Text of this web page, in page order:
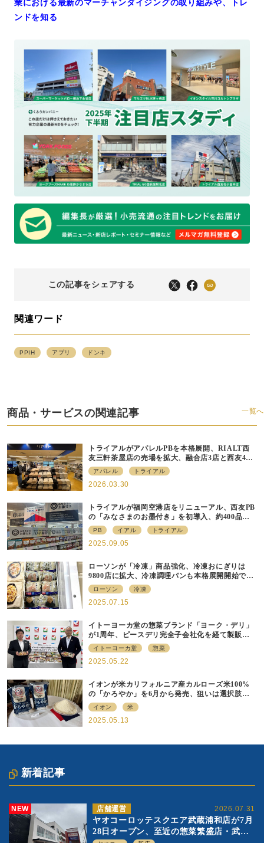
業における最新のマーチャンダイジングの取り組みや、トレ
ンドを知る
この記事をシェアする
関連ワード
PPIH アプリ ドンキ
新着記事
NEW 2026.07.31
店舗運営
ヤオコーロッテスクエア武蔵浦和店が7月
28日オープン、至近の惣菜繁盛店・武蔵
商品・サービスの関連記事 一覧へ
トライアルがアパレルPBを本格展開、RIALT西
友三軒茶屋店の売場を拡大、融合店3店と西友40
店にも商品導入へ
アパレル トライアル
2026.03.30
トライアルが福岡空港店をリニューアル、⻄友PB
の「みなさまのお墨付き」を初導⼊、約400品⽬
を販売
PB イアル トライアル
2025.09.05
ローソンが「冷凍」商品強化、冷凍おにぎりは
9800店に拡大、冷凍調理パンも本格展開開始で約
700店での展開へ
ローソン 冷凍
2025.07.15
イトーヨーカ堂の惣菜ブランド「ヨーク・デリ」
が1周年、ピースデリ完全子会社化を経て製販連
携強化の現在地
イトーヨーカ堂 惣菜
2025.05.22
イオンが米カリフォルニア産カルローズ米100%
の「かろやか」を6月から発売、狙いは選択肢の
提供
イオン 米
2025.05.13